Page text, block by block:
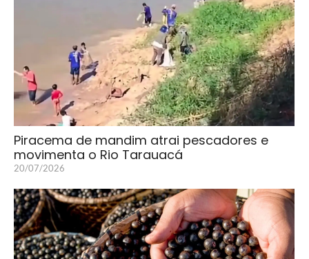
Piracema de mandim atrai pescadores e
movimenta o Rio Tarauacá
20/07/2026